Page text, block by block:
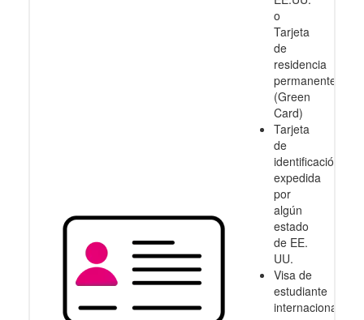
o
Tarjeta
de
residencia
permanente
(Green
Card)
Tarjeta
de
identificación
expedida
por
algún
estado
de EE.
UU.
Visa de
estudiante
internacional